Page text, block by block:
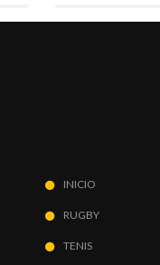
INICIO
RUGBY
TENIS